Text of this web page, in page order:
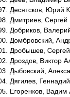
Десятсков, Юрий
Дмитриев,
Добриков,
Домбровский,
Дробышев,
Дроздов, Виктор
Дыбовский,
Дягилев,
Егоренков, Вадим